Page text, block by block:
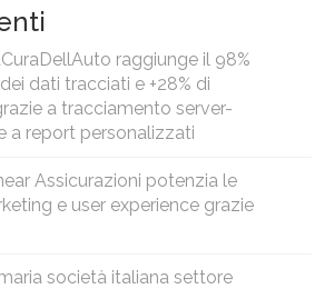
raggiunge il 98%
dati tracciati e +28% di
a tracciamento server-
a report personalizzati
Assicurazioni potenzia le
e user experience grazie
società italiana settore